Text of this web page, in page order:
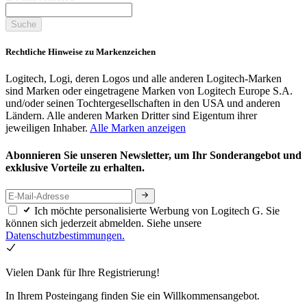
Suche
Rechtliche Hinweise zu Markenzeichen
Logitech, Logi, deren Logos und alle anderen Logitech-Marken
sind Marken oder eingetragene Marken von Logitech Europe S.A.
und/oder seinen Tochtergesellschaften in den USA und anderen
Ländern. Alle anderen Marken Dritter sind Eigentum ihrer
jeweiligen Inhaber. Alle Marken anzeigen
Abonnieren Sie unseren Newsletter, um Ihr Sonderangebot und
exklusive Vorteile zu erhalten.
Ich möchte personalisierte Werbung von Logitech G. Sie
können sich jederzeit abmelden. Siehe unsere
Datenschutzbestimmungen.
Vielen Dank für Ihre Registrierung!
In Ihrem Posteingang finden Sie ein Willkommensangebot.